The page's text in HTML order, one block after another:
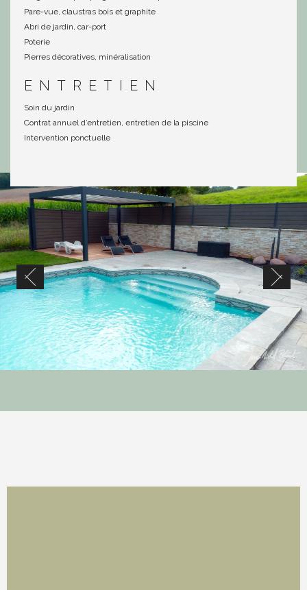
Pare-vue, claustras bois et graphite
Abri de jardin, car-port
Poterie
Pierres décoratives, minéralisation
ENTRETIEN
Soin du jardin
Contrat annuel d’entretien, entretien de la piscine
Intervention ponctuelle